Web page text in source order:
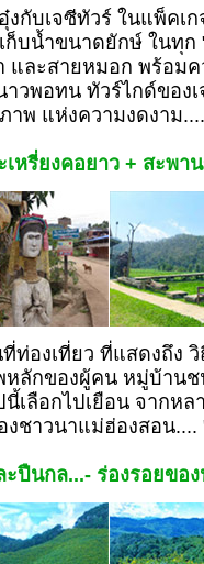
งกับเจซีทัวร์ ในแพ็ค
ก็บน้ำขนาดยักษ์ ในทุ
และสายหมอก พร้อม
วพอทน ทัวร์ไกด์ของ
าพ แห่งความงดงาม....
หรี่ยงคอยาว + สะพา
ท่องเที่ยว ที่แสดงถึง
หลักของผู้คน หมู่บ้านช
นี้เลือกไปเยือน จากห
งชาวนาแม่ฮ่องสอน
ปืนกล...- ร่องรอยขอ